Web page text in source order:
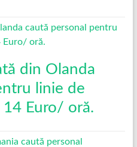
din Olanda
linie de
14 Euro/ oră.